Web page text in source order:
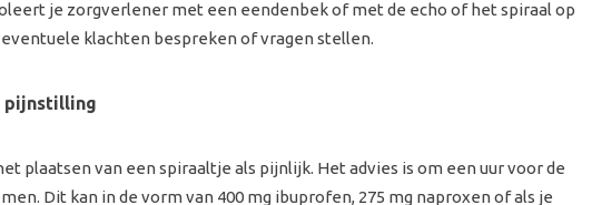
je zorgverlener met een eendenbek of met de echo of het spiraal op
klachten bespreken of vragen stellen.
pijnstilling
plaatsen van een spiraaltje als pijnlijk. Het advies is om een uur voor de
Dit kan in de vorm van 400 mg ibuprofen, 275 mg naproxen of als je